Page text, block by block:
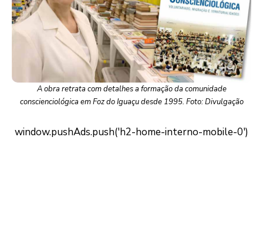
A obra retrata com detalhes a formação da comunidade
conscienciológica em Foz do Iguaçu desde 1995. Foto: Divulgação